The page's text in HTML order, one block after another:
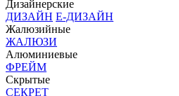
Дизайнерские
ДИЗАЙН Е-ДИЗАЙН
Жалюзийные
ЖАЛЮЗИ
Алюминиевые
ФРЕЙМ
Скрытые
СЕКРЕТ